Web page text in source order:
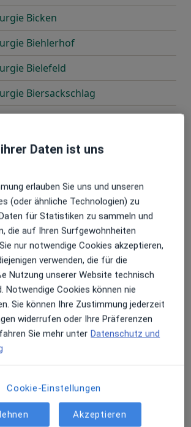
Bicken
Biehlerhof
Bielefeld
Biersackschlag
Binnrot
Birkenhof
Bismarckquelle
Blangenmoorfeld
Bleckederwerder
Blick
Bochum
Böelnorderfeld
Boize
Bökensberg
Bolland
Bonn
Daten ist uns
erlauben Sie uns und unseren
(oder ähnliche Technologien) zu
für Statistiken zu sammeln und
die auf Ihren Surfgewohnheiten
nur notwendige Cookies akzeptieren,
verwenden, die für die
Nutzung unserer Website technisch
Notwendige Cookies können nie
Sie können Ihre Zustimmung jederzeit
widerrufen oder Ihre Präferenzen
Sie mehr unter Datenschutz und
Cookie-Einstellungen
Akzeptieren